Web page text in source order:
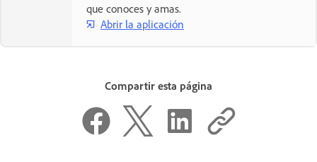
que conoces y amas.
Abrir la aplicación
Compartir esta página